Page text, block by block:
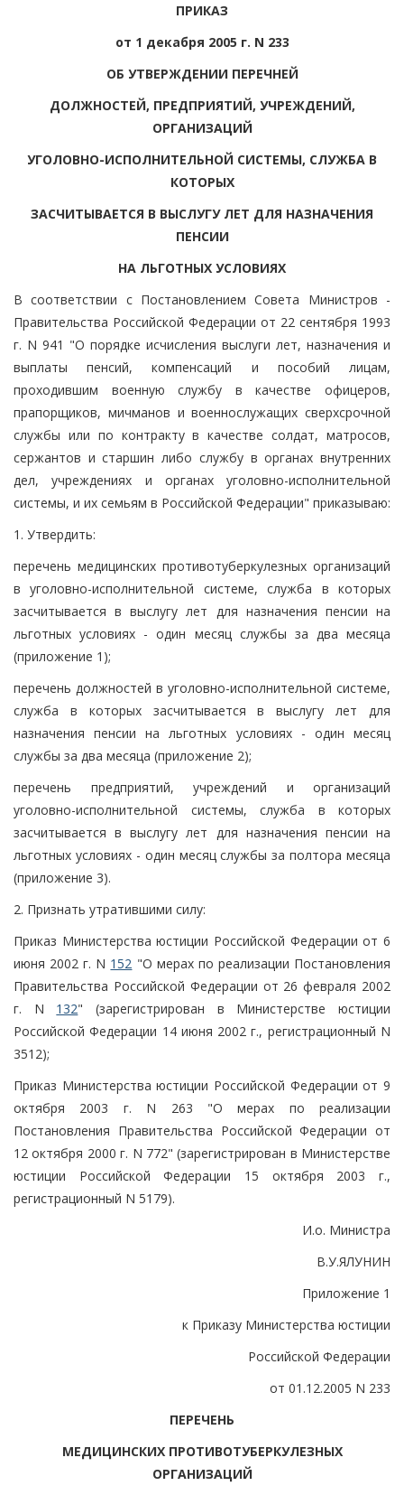
ПРИКАЗ
от 1 декабря 2005 г. N 233
ОБ УТВЕРЖДЕНИИ ПЕРЕЧНЕЙ
ДОЛЖНОСТЕЙ, ПРЕДПРИЯТИЙ, УЧРЕЖДЕНИЙ,
ОРГАНИЗАЦИЙ
УГОЛОВНО-ИСПОЛНИТЕЛЬНОЙ СИСТЕМЫ, СЛУЖБА В
КОТОРЫХ
ЗАСЧИТЫВАЕТСЯ В ВЫСЛУГУ ЛЕТ ДЛЯ НАЗНАЧЕНИЯ
ПЕНСИИ
НА ЛЬГОТНЫХ УСЛОВИЯХ
В соответствии с Постановлением Совета Министров -
Правительства Российской Федерации от 22 сентября 1993
г. N 941 "О порядке исчисления выслуги лет, назначения и
выплаты пенсий, компенсаций и пособий лицам,
проходившим военную службу в качестве офицеров,
прапорщиков, мичманов и военнослужащих сверхсрочной
службы или по контракту в качестве солдат, матросов,
сержантов и старшин либо службу в органах внутренних
дел, учреждениях и органах уголовно-исполнительной
системы, и их семьям в Российской Федерации" приказываю:
1. Утвердить:
перечень медицинских противотуберкулезных организаций
в уголовно-исполнительной системе, служба в которых
засчитывается в выслугу лет для назначения пенсии на
льготных условиях - один месяц службы за два месяца
(приложение 1);
перечень должностей в уголовно-исполнительной системе,
служба в которых засчитывается в выслугу лет для
назначения пенсии на льготных условиях - один месяц
службы за два месяца (приложение 2);
перечень предприятий, учреждений и организаций
уголовно-исполнительной системы, служба в которых
засчитывается в выслугу лет для назначения пенсии на
льготных условиях - один месяц службы за полтора месяца
(приложение 3).
2. Признать утратившими силу:
Приказ Министерства юстиции Российской Федерации от 6
июня 2002 г. N 152 "О мерах по реализации Постановления
Правительства Российской Федерации от 26 февраля 2002
г. N 132" (зарегистрирован в Министерстве юстиции
Российской Федерации 14 июня 2002 г., регистрационный N
3512);
Приказ Министерства юстиции Российской Федерации от 9
октября 2003 г. N 263 "О мерах по реализации
Постановления Правительства Российской Федерации от
12 октября 2000 г. N 772" (зарегистрирован в Министерстве
юстиции Российской Федерации 15 октября 2003 г.,
регистрационный N 5179).
И.о. Министра
В.У.ЯЛУНИН
Приложение 1
к Приказу Министерства юстиции
Российской Федерации
от 01.12.2005 N 233
ПЕРЕЧЕНЬ
МЕДИЦИНСКИХ ПРОТИВОТУБЕРКУЛЕЗНЫХ
ОРГАНИЗАЦИЙ